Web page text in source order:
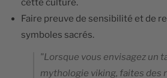
cette culture.
Faire preuve de sensibilité et de
symboles sacrés.
"Lorsque vous envisagez un
mythologie viking, faites des